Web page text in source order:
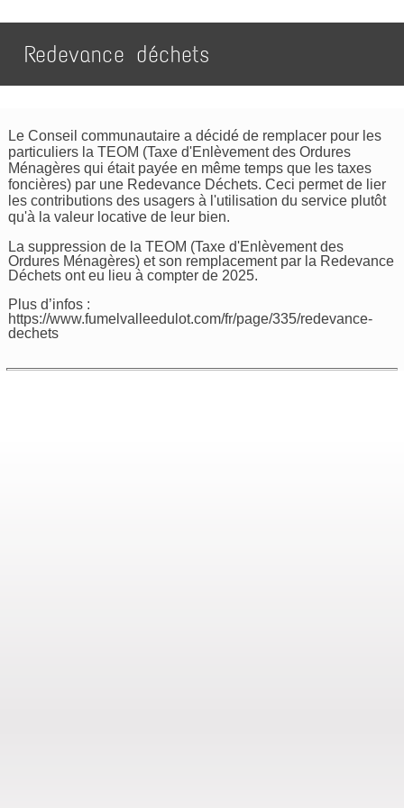
Redevance déchets
Le Conseil communautaire a décidé de remplacer pour les
particuliers la TEOM (Taxe d'Enlèvement des Ordures
Ménagères qui était payée en même temps que les taxes
foncières) par une Redevance Déchets. Ceci permet de lier
les contributions des usagers à l'utilisation du service plutôt
qu'à la valeur locative de leur bien.
La suppression de la TEOM (Taxe d'Enlèvement des
Ordures Ménagères) et son remplacement par la Redevance
Déchets ont eu lieu à compter de 2025.
Plus d’infos :
https://www.fumelvalleedulot.com/fr/page/335/redevance-
dechets